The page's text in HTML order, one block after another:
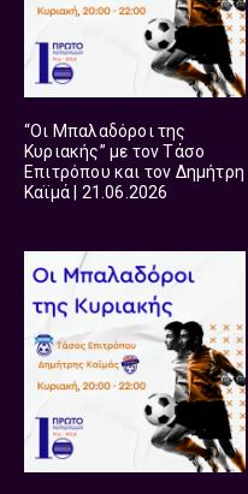
“Οι Μπαλαδόροι της
Κυριακής” με τον Τάσο
Επιτρόπου και τον Δημήτρη
Καϊμά | 21.06.2026